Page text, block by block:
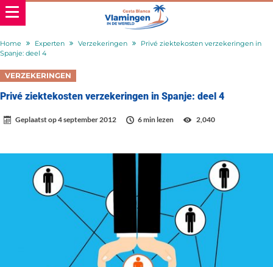
Home Experten Verzekeringen
Privé ziektekosten verzekeringen in
Spanje: deel 4
VERZEKERINGEN
Privé ziektekosten verzekeringen in Spanje: deel 4
Geplaatst op4 september 2012 6 min lezen 2,040